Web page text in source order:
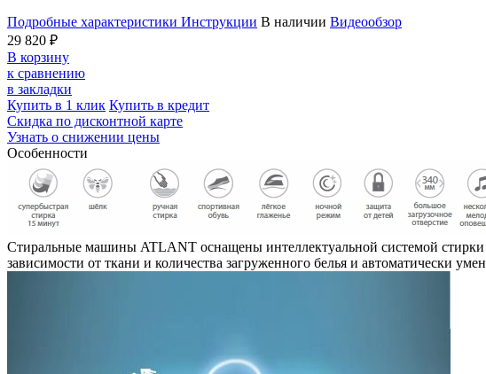
Подробные характеристики Инструкции В наличии Видеообзор
29 820 ₽
В корзину
к сравнению
в закладки
Купить в 1 клик Купить в кредит
Скидка по дисконтной карте
Узнать о снижении цены
Особенности
Стиральные машины ATLANT оснащены интеллектуальной системой стирки
зависимости от ткани и количества загруженного белья и автоматически